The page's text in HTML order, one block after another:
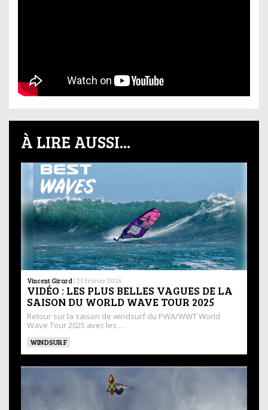
À LIRE AUSSI...
Vincent Girard | 25 février 2026
VIDÉO : LES PLUS BELLES VAGUES DE LA
SAISON DU WORLD WAVE TOUR 2025
Retour sur la saison de windsurf du PWA/WWT World
Wave Tour 2025 avec les …
WINDSURF